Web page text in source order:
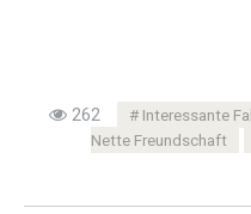
262 Interessante
Nette Freundschaft